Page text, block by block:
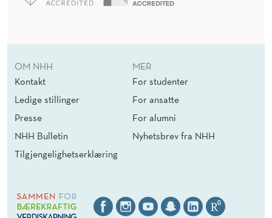
OM NHH
Kontakt
Ledige stillinger
Presse
NHH Bulletin
Tilgjengelighetserklæring
MER
For studenter
For ansatte
For alumni
Nyhetsbrev fra NHH